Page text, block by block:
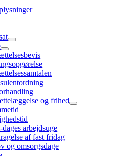
og frihed
dages arbejdsuge
af fast fridag
og omsorgsdage